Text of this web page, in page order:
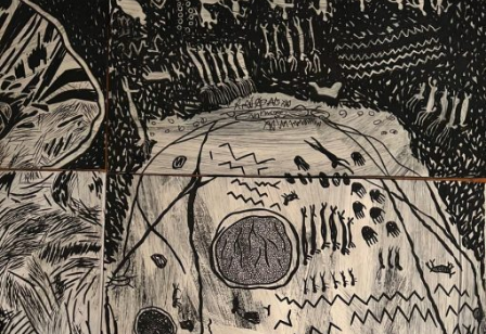
Configuración de cookies
Universidad de los Andes | Vigilada Mineducación.
Reconocimiento como universidad: Decreto 1297 del 30
de mayo de 1964. Reconocimiento de personería jurídica:
Resolución 28 del 23 de febrero de 1949, Minjusticia.
Acreditación institucional de alta calidad, 10 años:
Resolución 000194 del 16 de enero del 2025.
Ext. 2626
Posgrados
Ext. 4925
Educación
Continua
Ext. 4795